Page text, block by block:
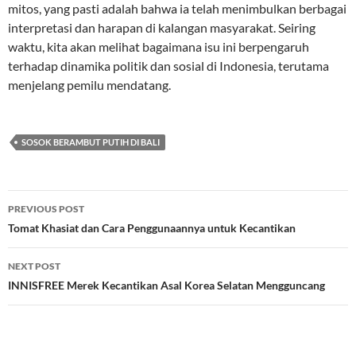
mitos, yang pasti adalah bahwa ia telah menimbulkan berbagai
interpretasi dan harapan di kalangan masyarakat. Seiring
waktu, kita akan melihat bagaimana isu ini berpengaruh
terhadap dinamika politik dan sosial di Indonesia, terutama
menjelang pemilu mendatang.
SOSOK BERAMBUT PUTIH DI BALI
Post
navigation
PREVIOUS POST
Tomat Khasiat dan Cara Penggunaannya untuk Kecantikan
NEXT POST
INNISFREE Merek Kecantikan Asal Korea Selatan Mengguncang